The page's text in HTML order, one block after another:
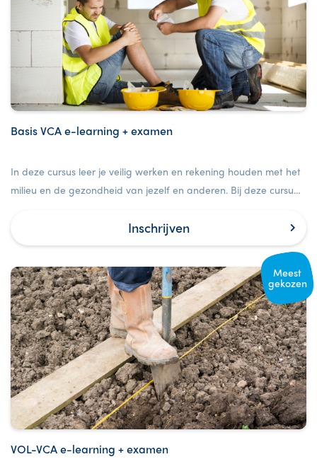
Basis VCA e-learning + examen
In deze cursus leer je veilig werken en rekening houden met het
milieu en de gezondheid van jezelf en anderen. Bij deze cursus
Inschrijven
Meest
gekozen
VOL-VCA e-learning + examen